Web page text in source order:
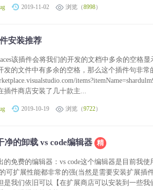
2019-11-02 浏览（8998）
安装推荐
该插件会将我们的开发的文档中多余的空格
发的文件中有多余的空格，那么这个插件句非常
插件商店安装了几十款主...
2019-10-19 浏览（9722）
净的卸载 vs code编辑器 精
的免费的编辑器：vs code这个编辑器是目前我
可扩展性能都非常的强(当然是需要安装扩展插
是我们依旧可以【在扩展商店可以安装到一些